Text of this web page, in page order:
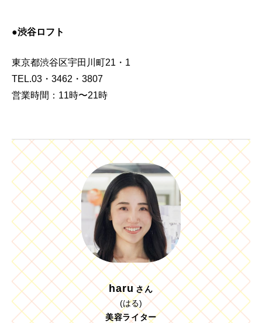
●渋谷ロフト
東京都渋谷区宇田川町21・1
TEL.03・3462・3807
営業時間：11時〜21時
haru さん
(はる)
美容ライター